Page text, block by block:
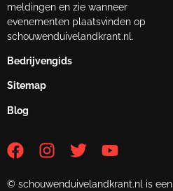
meldingen en zie wanneer
evenementen plaatsvinden op
schouwenduivelandkrant.nl.
Bedrijvengids
Sitemap
Blog
© schouwenduivelandkrant.nl is een